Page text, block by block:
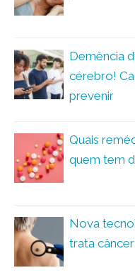
Demência
cérebro!
prevenir
Quais
quem tem
Nova
trata